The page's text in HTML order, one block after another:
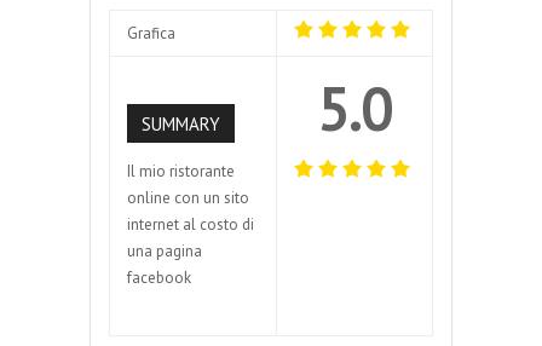
Grafica
SUMMARY
Il mio ristorante
online con un sito
internet al costo di
una pagina
facebook
5.0